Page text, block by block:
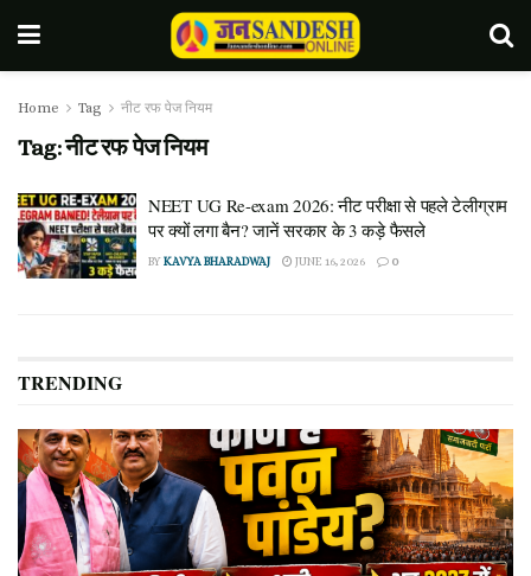
Home Tag नीट रफ पेज नियम
Tag:नीट रफ पेज नियम
NEET UG Re-exam 2026: नीट परीक्षा से पहले टेलीग्राम
पर क्यों लगा बैन? जानें सरकार के 3 कड़े फैसले
BYKAVYA BHARADWAJ JUNE 16, 2026 0
TRENDING